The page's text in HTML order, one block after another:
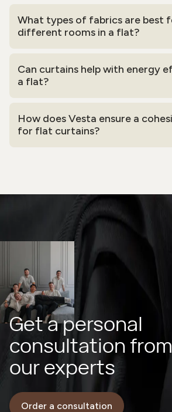
What types of fabrics are best
different rooms in a flat?
Can curtains help with energy
a flat?
How does Vesta ensure a
for flat curtains?
Get a personal
consultation from
our experts
Order a consultation